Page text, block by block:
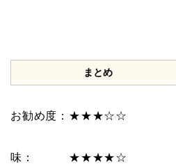
まとめ
お勧め度：★★★☆☆
味： ★★★★☆